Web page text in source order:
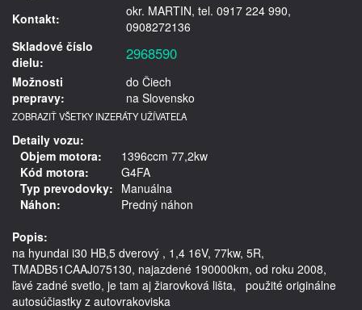
Kontakt:
okr. MARTIN, tel. 0917 224 990,
0908272136
Skladové číslo
dielu:
2968590
Možnosti
prepravy:
do Čiech
na Slovensko
ZOBRAZIŤ VŠETKY INZERÁTY UŽÍVATEĽA
Detaily vozu:
Objem motora:
1396ccm 77,2kw
Kód motora:
G4FA
Typ prevodovky: Manuálna
Náhon:
Predný náhon
Popis:
na hyundai i30 HB,5 dverový , 1,4 16V, 77kw, 5R,
TMADB51CAAJ075130, najazdené 190000km, od roku 2008,
ľavé zadné svetlo, je tam aj žiarovková lišta,   použité originálne
autosúčiastky z autovrakoviska